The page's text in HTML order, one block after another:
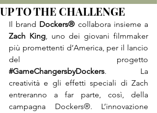
UP TO THE CHALLENGE
Il brand Dockers® collabora insieme a
Zach King, uno dei giovani filmmaker
più promettenti d’America, per il lancio
#GameChangersbyDockers. La
creatività e gli effetti speciali di Zach
entreranno a far parte, così, della
campagna Dockers®. L’innovazione